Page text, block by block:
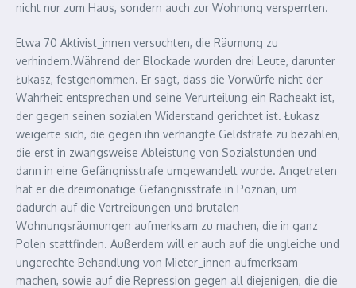
nicht nur zum Haus, sondern auch zur Wohnung versperrten.
Etwa 70 Aktivist_innen versuchten, die Räumung zu
verhindern.Während der Blockade wurden drei Leute, darunter
Łukasz, festgenommen. Er sagt, dass die Vorwürfe nicht der
Wahrheit entsprechen und seine Verurteilung ein Racheakt ist,
der gegen seinen sozialen Widerstand gerichtet ist. Łukasz
weigerte sich, die gegen ihn verhängte Geldstrafe zu bezahlen,
die erst in zwangsweise Ableistung von Sozialstunden und
dann in eine Gefängnisstrafe umgewandelt wurde. Angetreten
hat er die dreimonatige Gefängnisstrafe in Poznan, um
dadurch auf die Vertreibungen und brutalen
Wohnungsräumungen aufmerksam zu machen, die in ganz
Polen stattfinden. Außerdem will er auch auf die ungleiche und
ungerechte Behandlung von Mieter_innen aufmerksam
machen, sowie auf die Repression gegen all diejenigen, die die